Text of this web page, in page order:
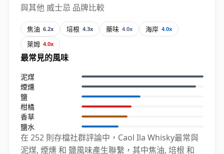
與其他 威士忌 品牌比較
焦油 6.2x 培根 4.3x 藥味 4.0x 海岸 4.0x
萊姆 4.0x
最常見的風味
泥煤
煙燻
鹽
柑橘
香草
鹽水
在 252 則存檔社群評論中，Caol Ila Whisky最常與
泥煤, 煙燻 和 鹽風味產生聯繫，其中焦油, 培根 和